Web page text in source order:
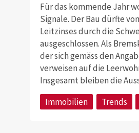
Für das kommende Jahr
Signale. Der Bau dürfte
Leitzinses durch die
ausgeschlossen. Als
der sich gemäss den
verweisen auf die
Insgesamt bleiben die
Immobilien
Trends